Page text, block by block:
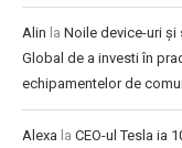
Alin la Noile device-uri și
Global de a investi în
echipamentelor de
Alexa la CEO-ul Tesla ia